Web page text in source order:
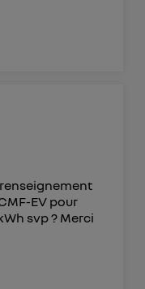
EV pour
svp ? Merci